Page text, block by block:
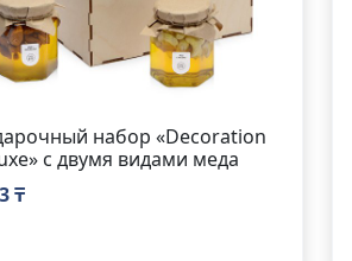
набор «Decoration
с двумя видами меда
₸